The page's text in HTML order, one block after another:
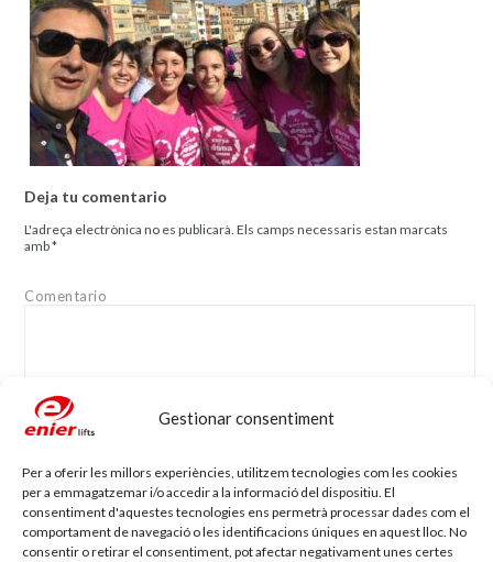
Gestionar consentiment
Per a oferir les millors experiències, utilitzem tecnologies com les cookies
per a emmagatzemar i/o accedir a la informació del dispositiu. El
consentiment d'aquestes tecnologies ens permetrà processar dades com el
comportament de navegació o les identificacions úniques en aquest lloc. No
consentir o retirar el consentiment, pot afectar negativament unes certes
Deja tu comentario
L'adreça electrònica no es publicarà. Els camps necessaris estan marcats
amb*
Comentario
Lloc web